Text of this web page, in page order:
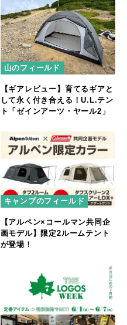
山のフィールド
【ギアレビュー】育てるギアと
して永く付き合える！U.L.テン
ト「ゼインアーツ・ヤール2」
キャンプのフィールド
【アルペン×コールマン共同企
画モデル】限定2ルームテント
が登場！